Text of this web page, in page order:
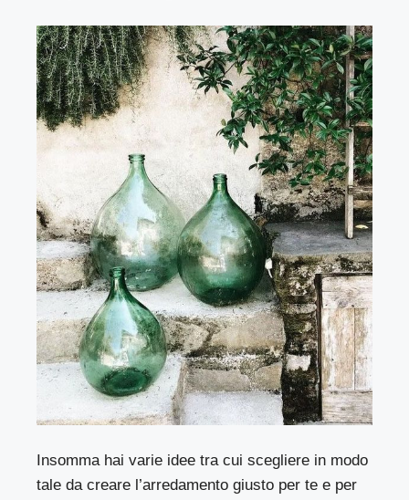
Insomma hai varie idee tra cui scegliere in modo
tale da creare l’arredamento giusto per te e per